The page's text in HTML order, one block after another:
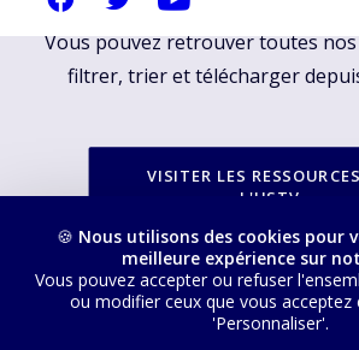
Vous pouvez retrouver toutes
filtrer, trier et télécharger
VISITER LES
L'USTV
🍪 Nous utilisons des cookies pour
meilleure expérience sur
Vous pouvez accepter ou refuser
ou modifier ceux que vous acceptez
'Personnaliser'.